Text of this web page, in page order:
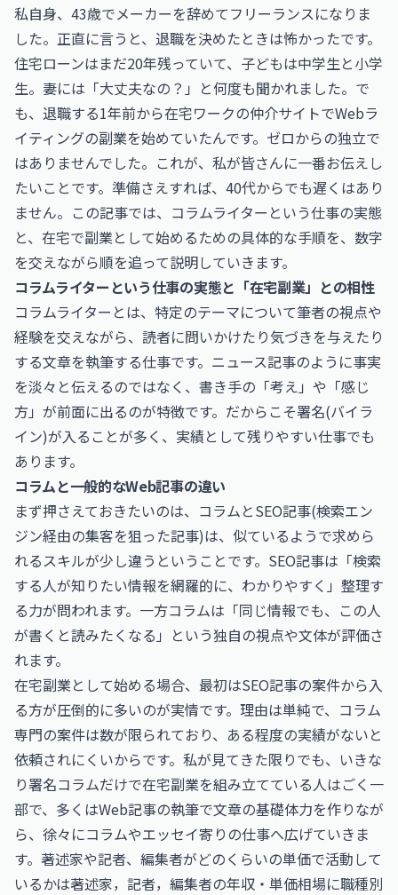
私自身、43歳でメーカーを辞めてフリーランスになりま
した。正直に言うと、退職を決めたときは怖かったです。
住宅ローンはまだ20年残っていて、子どもは中学生と小学
生。妻には「大丈夫なの？」と何度も聞かれました。で
も、退職する1年前から在宅ワークの仲介サイトでWebラ
イティングの副業を始めていたんです。ゼロからの独立で
はありませんでした。これが、私が皆さんに一番お伝えし
たいことです。準備さえすれば、40代からでも遅くはあり
ません。この記事では、コラムライターという仕事の実態
と、在宅で副業として始めるための具体的な手順を、数字
を交えながら順を追って説明していきます。
コラムライターという仕事の実態と「在宅副業」との相性
コラムライターとは、特定のテーマについて筆者の視点や
経験を交えながら、読者に問いかけたり気づきを与えたり
する文章を執筆する仕事です。ニュース記事のように事実
を淡々と伝えるのではなく、書き手の「考え」や「感じ
方」が前面に出るのが特徴です。だからこそ署名(バイラ
イン)が入ることが多く、実績として残りやすい仕事でも
あります。
コラムと一般的なWeb記事の違い
まず押さえておきたいのは、コラムとSEO記事(検索エン
ジン経由の集客を狙った記事)は、似ているようで求めら
れるスキルが少し違うということです。SEO記事は「検索
する人が知りたい情報を網羅的に、わかりやすく」整理す
る力が問われます。一方コラムは「同じ情報でも、この人
が書くと読みたくなる」という独自の視点や文体が評価さ
れます。
在宅副業として始める場合、最初はSEO記事の案件から入
る方が圧倒的に多いのが実情です。理由は単純で、コラム
専門の案件は数が限られており、ある程度の実績がないと
依頼されにくいからです。私が見てきた限りでも、いきな
り署名コラムだけで在宅副業を組み立てている人はごく一
部で、多くはWeb記事の執筆で文章の基礎体力を作りなが
ら、徐々にコラムやエッセイ寄りの仕事へ広げていきま
す。著述家や記者、編集者がどのくらいの単価で活動して
いるかは著述家，記者，編集者の年収・単価相場に職種別